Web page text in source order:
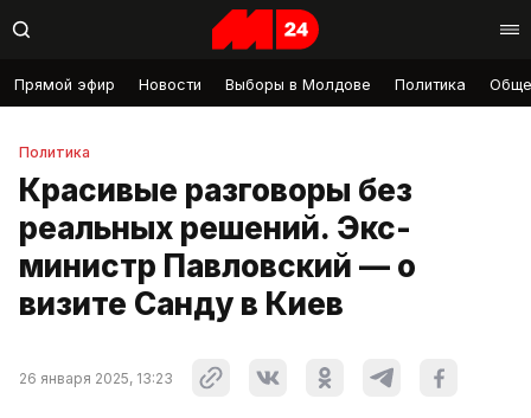
Прямой эфир Новости Выборы в Молдове Политика
Политика
Красивые разговоры без
реальных решений. Экс-
министр Павловский — о
визите Санду в Киев
26 января 2025, 13:23